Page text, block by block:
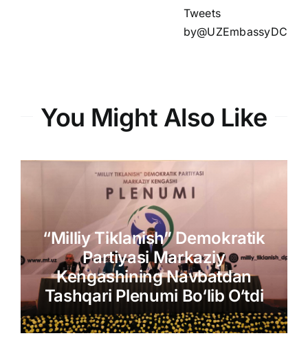
Tweets
by@UZEmbassyDC
You Might Also Like
“Milliy Tiklanish” Demokratik
Partiyasi Markaziy
Kengashining Navbatdan
Tashqari Plenumi Bo‘lib O‘tdi